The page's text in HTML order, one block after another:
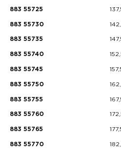
883 55725
883 55730
883 55735
883 55740
883 55745
883 55750
883 55755
883 55760
883 55765
883 55770